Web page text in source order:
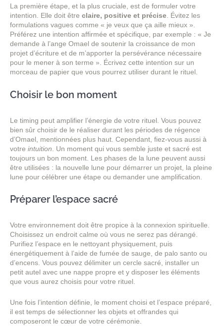
La première étape, et la plus cruciale, est de formuler votre
intention. Elle doit être claire, positive et précise. Évitez les
formulations vagues comme « je veux que ça aille mieux ».
Préférez une intention affirmée et spécifique, par exemple : « Je
demande à l’ange Omael de soutenir la croissance de mon
projet d’écriture et de m’apporter la persévérance nécessaire
pour le mener à son terme ». Écrivez cette intention sur un
morceau de papier que vous pourrez utiliser durant le rituel.
Choisir le bon moment
Le timing peut amplifier l’énergie de votre rituel. Vous pouvez
bien sûr choisir de le réaliser durant les périodes de régence
d’Omael, mentionnées plus haut. Cependant, fiez-vous aussi à
votre intuition . Un moment qui vous semble juste et sacré est
toujours un bon moment. Les phases de la lune peuvent aussi
être utilisées : la nouvelle lune pour démarrer un projet, la pleine
lune pour célébrer une étape ou demander une amplification.
Préparer l’espace sacré
Votre environnement doit être propice à la connexion spirituelle.
Choisissez un endroit calme où vous ne serez pas dérangé.
Purifiez l’espace en le nettoyant physiquement, puis
énergétiquement à l’aide de fumée de sauge, de palo santo ou
d’encens. Vous pouvez délimiter un cercle sacré, installer un
petit autel avec une nappe propre et y disposer les éléments
que vous aurez choisis pour votre rituel.
Une fois l’intention définie, le moment choisi et l’espace préparé,
il est temps de sélectionner les objets et offrandes qui
composeront le cœur de votre cérémonie.